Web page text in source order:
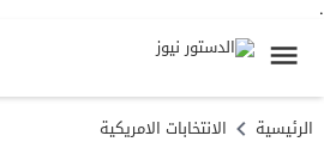
.
الرئيسية الانتخابات الامريكية